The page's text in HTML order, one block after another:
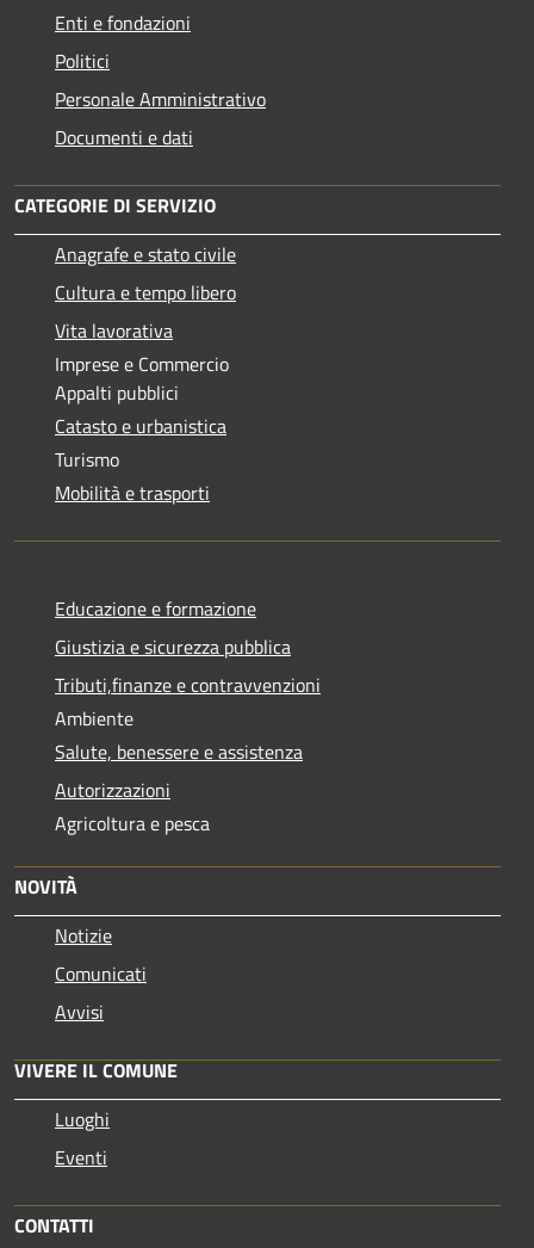
Enti e fondazioni
Politici
Personale Amministrativo
Documenti e dati
CATEGORIE DI SERVIZIO
Anagrafe e stato civile
Cultura e tempo libero
Vita lavorativa
Imprese e Commercio
Appalti pubblici
Catasto e urbanistica
Turismo
Mobilità e trasporti
Educazione e formazione
Giustizia e sicurezza pubblica
Tributi,finanze e contravvenzioni
Ambiente
Salute, benessere e assistenza
Autorizzazioni
Agricoltura e pesca
NOVITÀ
Notizie
Comunicati
Avvisi
VIVERE IL COMUNE
Luoghi
Eventi
CONTATTI